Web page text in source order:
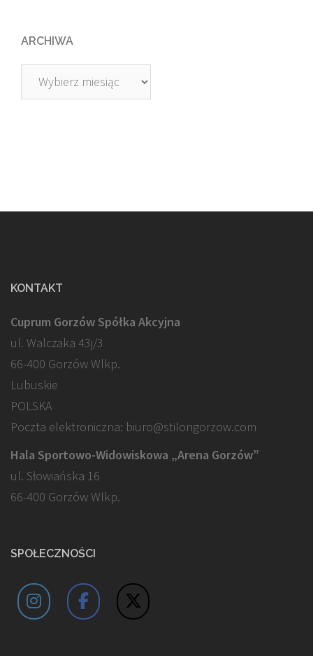
ARCHIWA
Archiwa
KONTAKT
Cuprum Gorzów Spółka Akcyjna
ul. Walczaka 43j/3
66-400 Gorzów Wlkp.
Lubuskie
POLSKA
Poczta elektroniczna: biuro@stilongorzow.com
Hala Sportowo-Widowiskowa „Arena Gorzów”
ul. Słowiańska 16
66-400 Gorzów Wlkp.
SPOŁECZNOŚCI